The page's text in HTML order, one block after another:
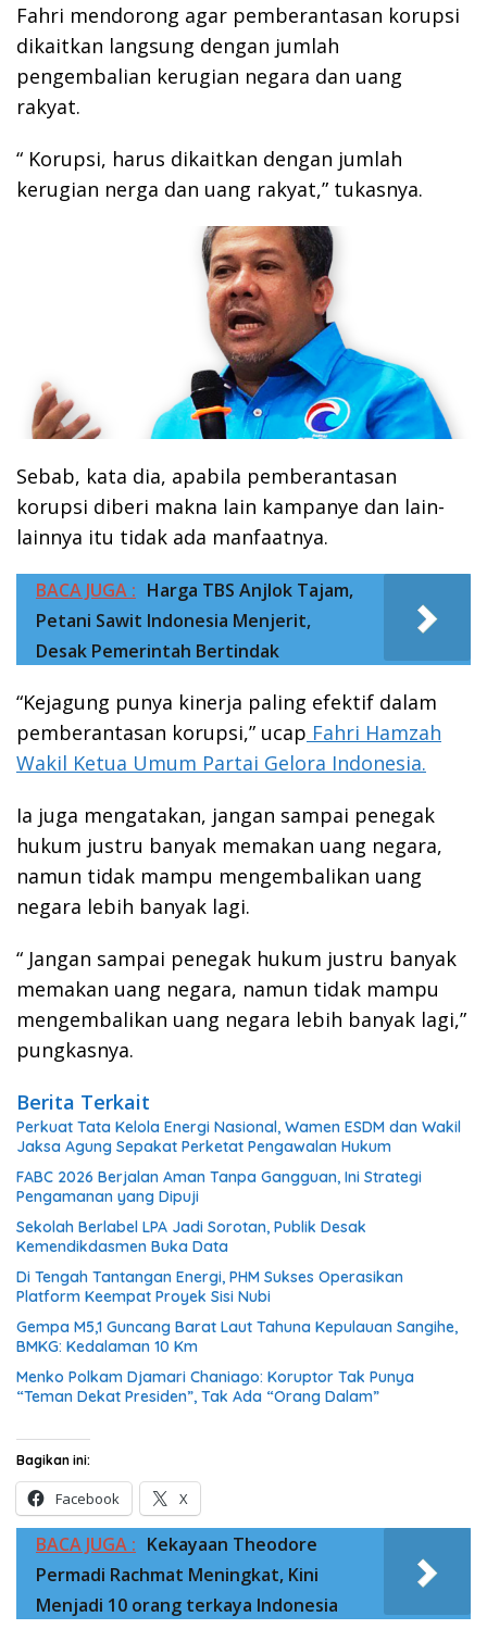
Fahri mendorong agar pemberantasan korupsi
dikaitkan langsung dengan jumlah
pengembalian kerugian negara dan uang
rakyat.
“ Korupsi, harus dikaitkan dengan jumlah
kerugian nerga dan uang rakyat,” tukasnya.
Sebab, kata dia, apabila pemberantasan
korupsi diberi makna lain kampanye dan lain-
lainnya itu tidak ada manfaatnya.
BACA JUGA : Harga TBS Anjlok Tajam,
Petani Sawit Indonesia Menjerit,
Desak Pemerintah Bertindak
“Kejagung punya kinerja paling efektif dalam
pemberantasan korupsi,” ucap Fahri Hamzah
Wakil Ketua Umum Partai Gelora Indonesia.
Ia juga mengatakan, jangan sampai penegak
hukum justru banyak memakan uang negara,
namun tidak mampu mengembalikan uang
negara lebih banyak lagi.
“ Jangan sampai penegak hukum justru banyak
memakan uang negara, namun tidak mampu
mengembalikan uang negara lebih banyak lagi,”
pungkasnya.
Berita Terkait
Perkuat Tata Kelola Energi Nasional, Wamen ESDM dan Wakil
Jaksa Agung Sepakat Perketat Pengawalan Hukum
FABC 2026 Berjalan Aman Tanpa Gangguan, Ini Strategi
Pengamanan yang Dipuji
Sekolah Berlabel LPA Jadi Sorotan, Publik Desak
Kemendikdasmen Buka Data
Di Tengah Tantangan Energi, PHM Sukses Operasikan
Platform Keempat Proyek Sisi Nubi
Gempa M5,1 Guncang Barat Laut Tahuna Kepulauan Sangihe,
BMKG: Kedalaman 10 Km
Menko Polkam Djamari Chaniago: Koruptor Tak Punya
“Teman Dekat Presiden”, Tak Ada “Orang Dalam”
Bagikan ini:
Facebook X
BACA JUGA : Kekayaan Theodore
Permadi Rachmat Meningkat, Kini
Menjadi 10 orang terkaya Indonesia